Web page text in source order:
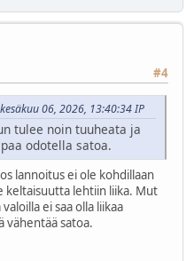
#4
06, 2026, 13:40:34 IP
tulee noin tuuheata ja
odotella satoa.
lannoitus ei ole kohdillaan
keltaisuutta lehtiin liika. Mut
ei saa olla liikaa
vähentää satoa.